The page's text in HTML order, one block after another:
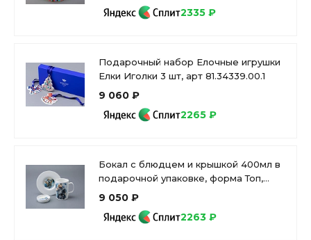
2335 ₽
Подарочный набор Елочные игрушки
Елки Иголки 3 шт, арт 81.34339.00.1
9 060 ₽
2265 ₽
Бокал с блюдцем и крышкой 400мл в
подарочной упаковке, форма Топ,
рисунокAtomic Heart (Атомное
9 050 ₽
2263 ₽